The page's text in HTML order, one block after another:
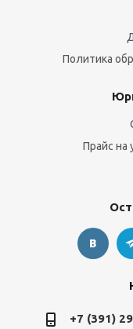
Политика
Прайс на
+7 (391)